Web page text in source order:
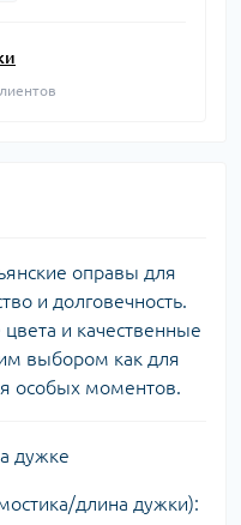
оправы для
и долговечность.
и качественные
выбором как для
особых моментов.
дужке
длина дужки):